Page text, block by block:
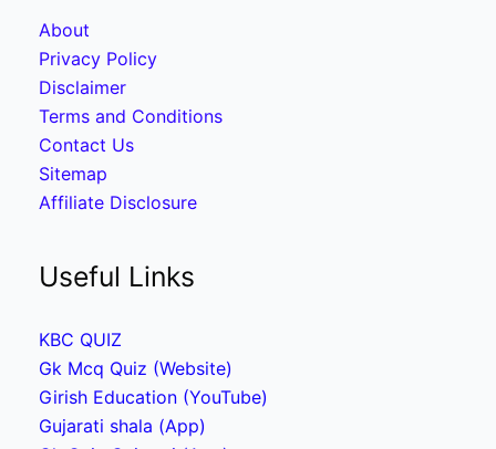
About
Privacy Policy
Disclaimer
Terms and Conditions
Contact Us
Sitemap
Affiliate Disclosure
Useful Links
KBC QUIZ
Gk Mcq Quiz (Website)
Girish Education (YouTube)
Gujarati shala (App)